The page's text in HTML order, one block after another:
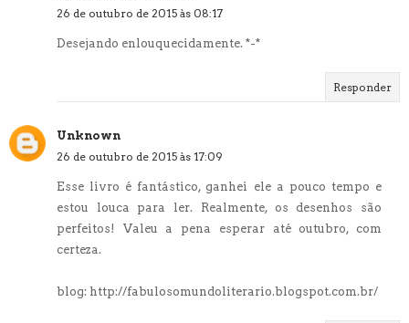
26 de outubro de 2015 às 08:17
Desejando enlouquecidamente. *-*
Responder
Unknown
26 de outubro de 2015 às 17:09
Esse livro é fantástico, ganhei ele a pouco tempo e
estou louca para ler. Realmente, os desenhos são
perfeitos! Valeu a pena esperar até outubro, com
certeza.
blog: http://fabulosomundoliterario.blogspot.com.br/